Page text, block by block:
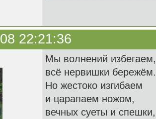
22:21:36
Мы волнений избегаем,
всё нервишки бережём.
Но жестоко изгибаем
и царапаем ножом,
вечных суеты и спешки,